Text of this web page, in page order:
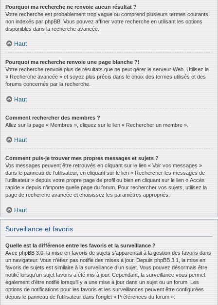
Pourquoi ma recherche ne renvoie aucun résultat ?
Votre recherche est probablement trop vague ou comprend plusieurs termes courants
non indexés par phpBB. Vous pouvez affiner votre recherche en utilisant les options
disponibles dans la recherche avancée.
Haut
Pourquoi ma recherche renvoie une page blanche ?!
Votre recherche renvoie plus de résultats que ne peut gérer le serveur Web. Utilisez la
« Recherche avancée » et soyez plus précis dans le choix des termes utilisés et des
forums concernés par la recherche.
Haut
Comment rechercher des membres ?
Allez sur la page « Membres », cliquez sur le lien « Rechercher un membre ».
Haut
Comment puis-je trouver mes propres messages et sujets ?
Vos messages peuvent être retrouvés en cliquant sur le lien « Voir vos messages »
dans le panneau de l’utilisateur, en cliquant sur le lien « Rechercher les messages de
l’utilisateur » depuis votre propre page de profil ou bien en cliquant sur le lien « Accès
rapide » depuis n’importe quelle page du forum. Pour rechercher vos sujets, utilisez la
page de recherche avancée et choisissez les paramètres appropriés.
Haut
Surveillance et favoris
Quelle est la différence entre les favoris et la surveillance ?
Avec phpBB 3.0, la mise en favoris de sujets s’apparentait à la gestion des favoris dans
un navigateur. Vous n’étiez pas notifié des mises à jour. Depuis phpBB 3.1, la mise en
favoris de sujets est similaire à la surveillance d’un sujet. Vous pouvez désormais être
notifié lorsqu’un sujet favoris a été mis à jour. Cependant, la surveillance vous permet
également d’être notifié lorsqu’il y a une mise à jour dans un sujet ou un forum. Les
options de notifications pour les favoris et les surveillances peuvent être configurées
depuis le panneau de l’utilisateur dans l’onglet « Préférences du forum ».